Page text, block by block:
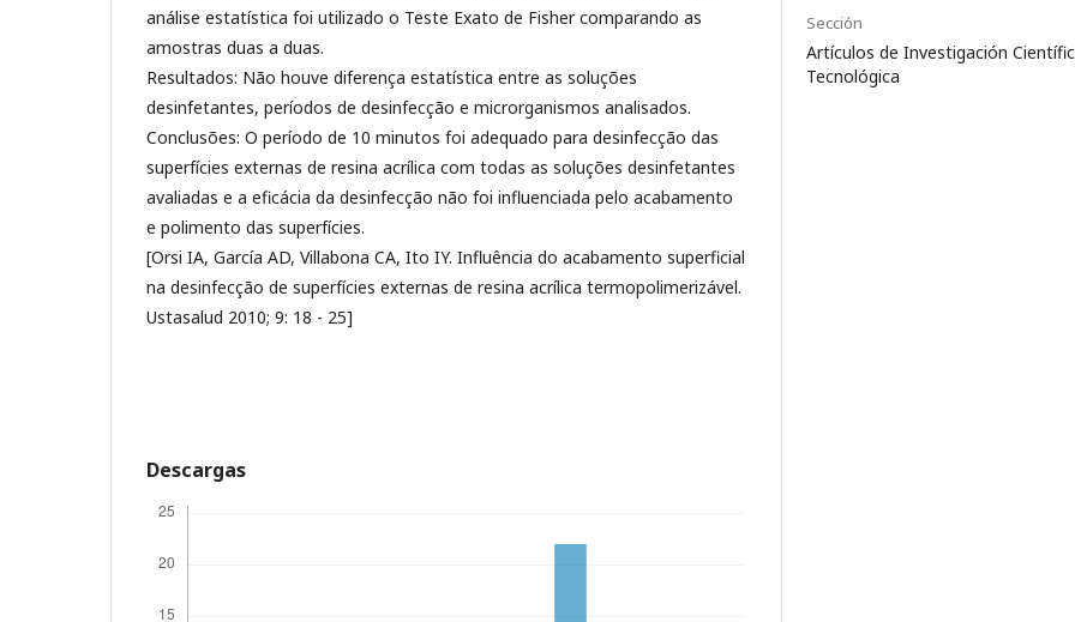
análise estatística foi utilizado o Teste Exato de Fisher comparando as
amostras duas a duas.
Resultados: Não houve diferença estatística entre as soluções
desinfetantes, períodos de desinfecção e microrganismos analisados.
Conclusões: O período de 10 minutos foi adequado para desinfecção das
superfícies externas de resina acrílica com todas as soluções desinfetantes
avaliadas e a eficácia da desinfecção não foi influenciada pelo acabamento
e polimento das superfícies.
[Orsi IA, García AD, Villabona CA, Ito IY. Influência do acabamento superficial
na desinfecção de superfícies externas de resina acrílica termopolimerizável.
Ustasalud 2010; 9: 18 - 25]
Descargas
Sección
Artículos de Investigación
Tecnológica